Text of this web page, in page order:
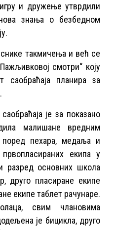
и дружење утврдили
знања о безбедном
такмичења и већ се
смотри“ коју
саобраћаја планира за
је за показано
малишане вредним
поред пехара, медаља и
екипа у
разред основних школа
друго пласиране екипе
екипе таблет рачунаре.
свим члановима
је бицикла, друго